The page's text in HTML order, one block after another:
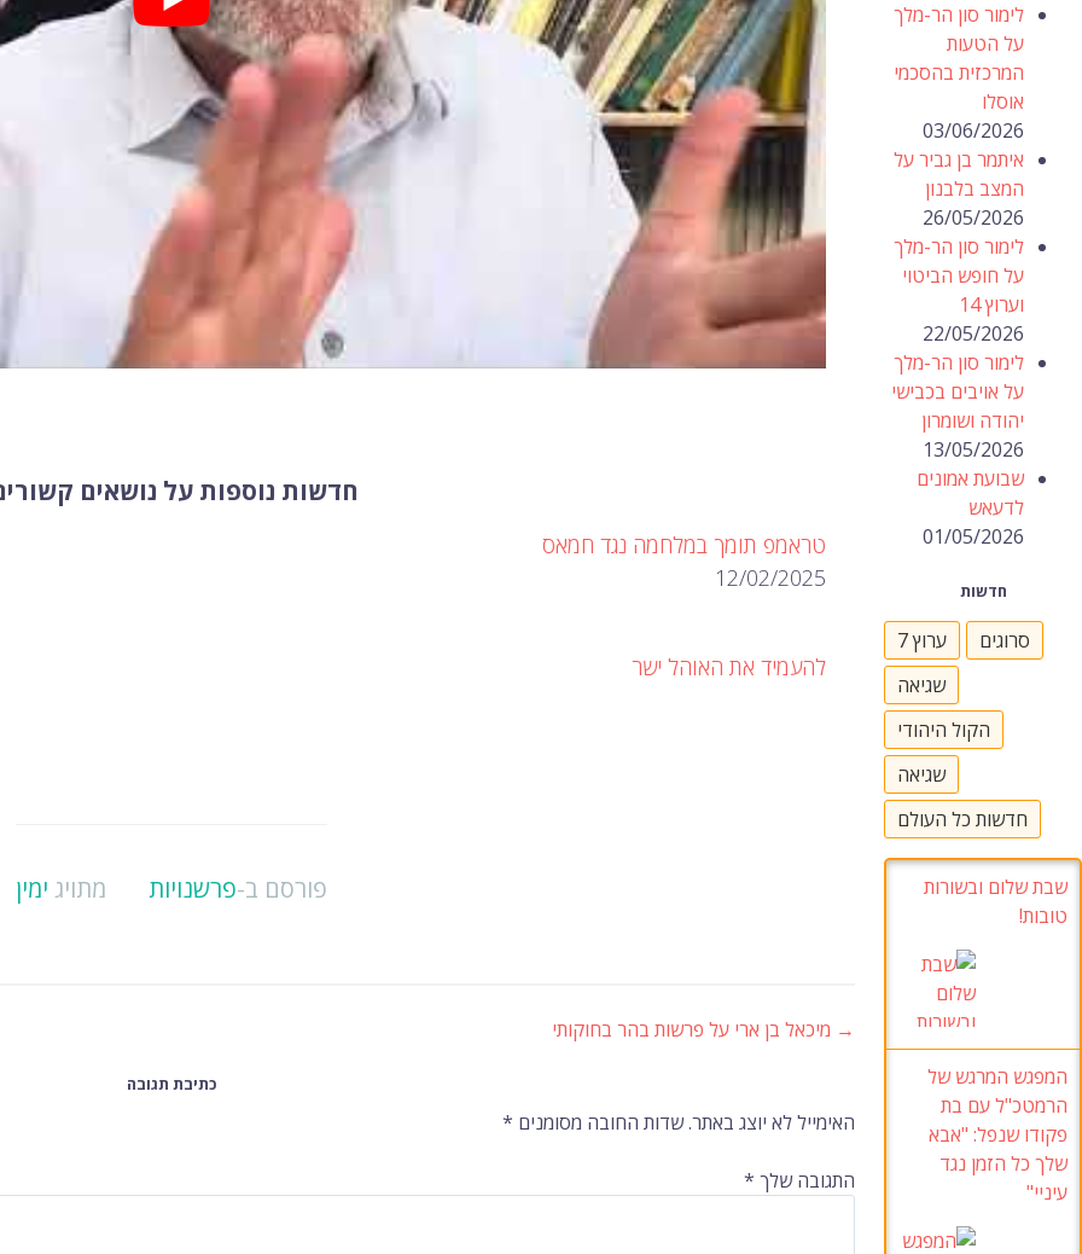
חדשות נוספות על נושאים
טראמפ תומך במלחמה נגד חמאס
12/02/2025
להעמיד את האוהל ישר
פורסם ב-פרשנויות מתויג ימין
ניווט
ברשומות
→ מיכאל בן ארי על פרשות בהר בחוקותי
כתיבת תגובה
האימייל לא יוצג באתר.שדות החובה מסומנים *
התגובה שלך *
לימור סון הר-מלך
על הטעות
המרכזית בהסכמי
אוסלו
03/06/2026
איתמר בן גביר על
המצב בלבנון
26/05/2026
לימור סון הר-מלך
על חופש הביטוי
וערוץ 14
22/05/2026
לימור סון הר-מלך
על אויבים בכבישי
יהודה ושומרון
13/05/2026
שבועת אמונים
לדעאש
01/05/2026
חדשות
ערוץ 7
סרוגים
שגיאה
הקול היהודי
שגיאה
חדשות כל העולם
שבת שלום ובשורות
טובות!
המפגש המרגש של
הרמטכ"ל עם בת
פקודו שנפל: "אבא
שלך כל הזמן נגד
עיניי"